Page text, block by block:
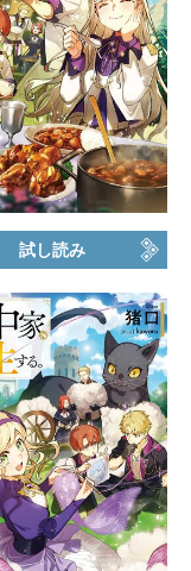
試し読み